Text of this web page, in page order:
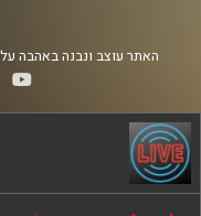
האתר עוצב ונבנה באהבה